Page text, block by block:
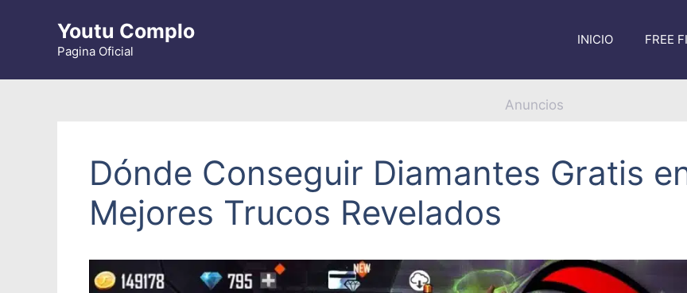
contenido
Youtu Complo
Pagina Oficial
INICIO FREE
Anuncios
Dónde Conseguir Diamantes Gratis
Mejores Trucos Revelados